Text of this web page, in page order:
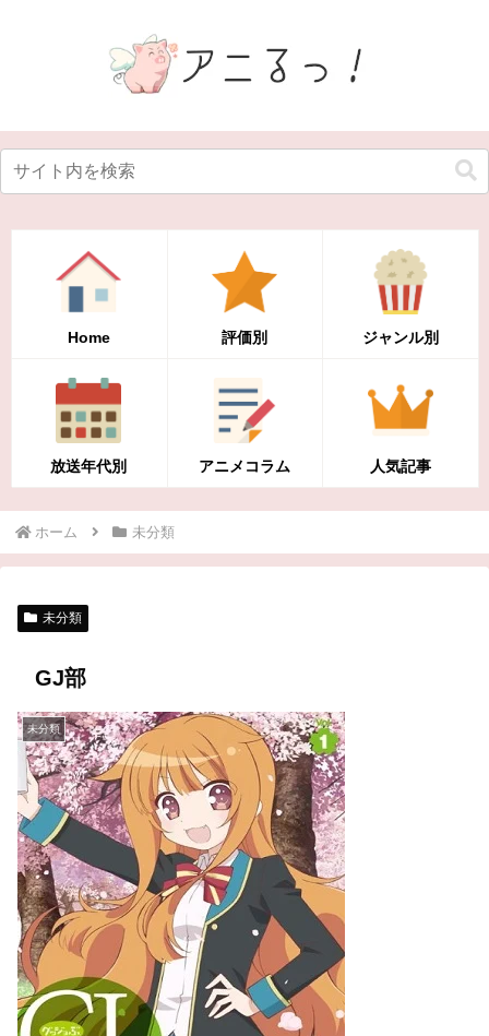
Home 評価別 ジャンル別
放送年代別 アニメコラム 人気記事
ホーム 未分類
未分類
GJ部
未分類